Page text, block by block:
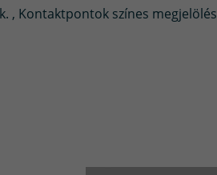
, Kontaktpontok színes